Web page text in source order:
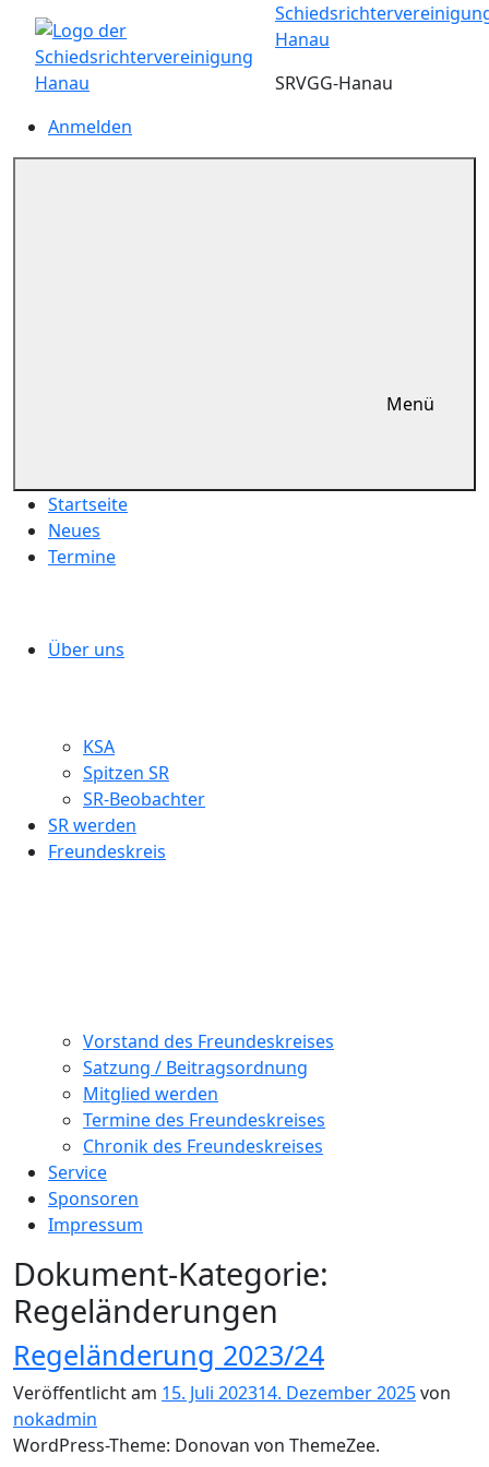
Zum
Inhalt
springen
Hanau
SRVGG-Hanau
Anmelden
Menü
Startseite
Neues
Termine
Über uns
KSA
Spitzen SR
SR-Beobachter
SR werden
Freundeskreis
Vorstand des Freundeskreises
Satzung / Beitragsordnung
Mitglied werden
Termine des Freundeskreises
Chronik des Freundeskreises
Service
Sponsoren
Impressum
Dokument-Kategorie:
Regeländerungen
Regeländerung 2023/24
Veröffentlicht am 15. Juli 202314. Dezember 2025von
nokadmin
WordPress-Theme: Donovan von ThemeZee.